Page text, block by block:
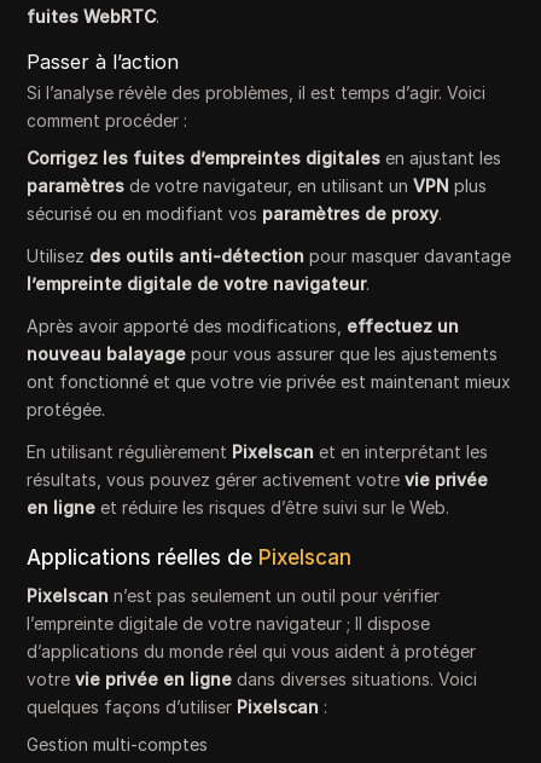
fuites WebRTC.
Passer à l’action
Si l’analyse révèle des problèmes, il est temps d’agir. Voici
comment procéder :
Corrigez les fuites d’empreintes digitales en ajustant les
paramètres de votre navigateur, en utilisant unVPN plus
sécurisé ou en modifiant vos paramètres de proxy.
Utilisez des outils anti-détection pour masquer davantage
l’empreinte digitale de votre navigateur.
Après avoir apporté des modifications, effectuez un
nouveau balayage pour vous assurer que les ajustements
ont fonctionné et que votre vie privée est maintenant mieux
protégée.
En utilisant régulièrement Pixelscan et en interprétant les
résultats, vous pouvez gérer activement votrevie privée
en ligne et réduire les risques d’être suivi sur le Web.
Applications réelles de Pixelscan
Pixelscan n’est pas seulement un outil pour vérifier
l’empreinte digitale de votre navigateur ; Il dispose
d’applications du monde réel qui vous aident à protéger
votrevie privée en ligne dans diverses situations. Voici
quelques façons d’utiliser Pixelscan :
Gestion multi-comptes